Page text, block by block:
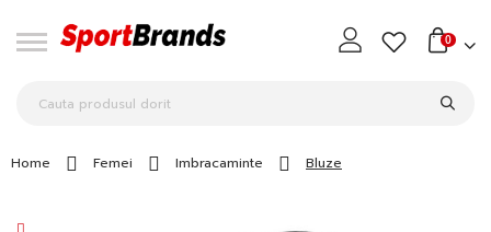
0
Home Femei Imbracaminte Bluze